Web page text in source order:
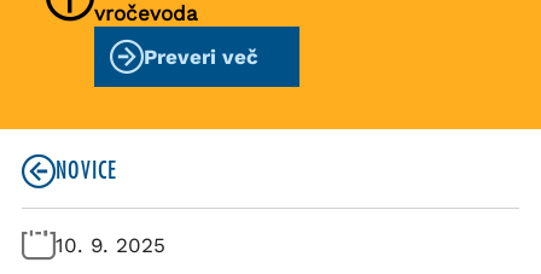
vročevoda
Preveri več
NOVICE
10. 9. 2025